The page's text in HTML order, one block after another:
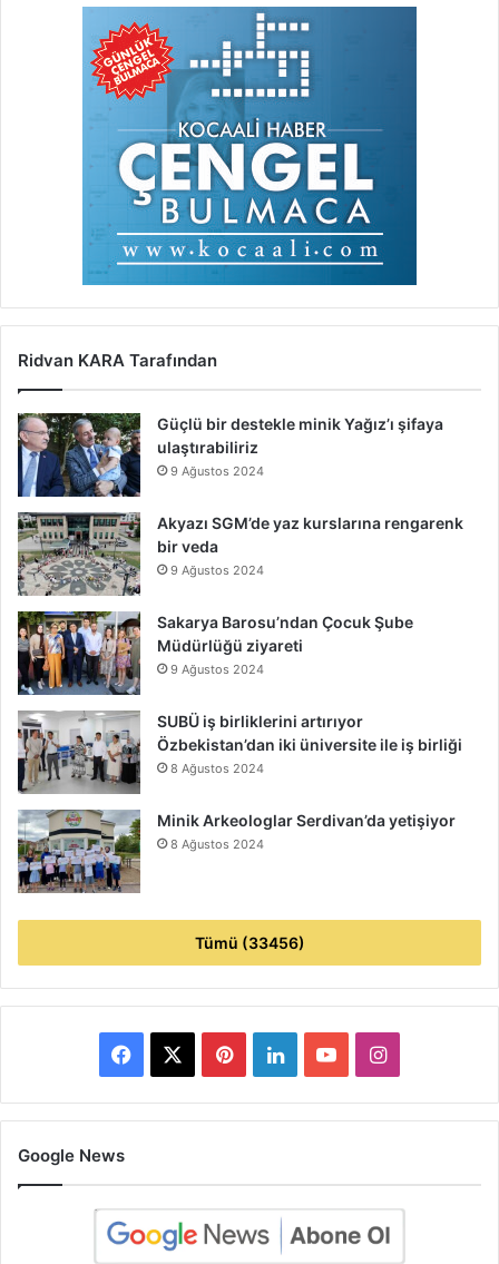
Ridvan KARA Tarafından
Güçlü bir destekle minik Yağız’ı şifaya
ulaştırabiliriz
9 Ağustos 2024
Akyazı SGM’de yaz kurslarına rengarenk
bir veda
9 Ağustos 2024
Sakarya Barosu’ndan Çocuk Şube
Müdürlüğü ziyareti
9 Ağustos 2024
SUBÜ iş birliklerini artırıyor
Özbekistan’dan iki üniversite ile iş birliği
8 Ağustos 2024
Minik Arkeologlar Serdivan’da yetişiyor
8 Ağustos 2024
Tümü (33456)
Facebook PinterestLinkedInYouTubeInstagram
Google News